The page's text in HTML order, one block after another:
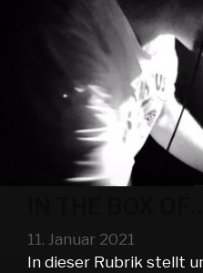
11. Januar 2021
In dieser Rubrik stellt